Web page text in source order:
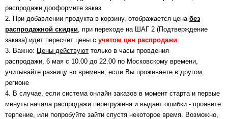
распродажи дооформите заказ
2. При добавлении продукта в корзину, отображается цена без
распродажной скидки, при переходе на ШАГ 2 (Подтверждение
заказа) идет пересчет цены с учетом цен распродажи
3. Важно: Цены действуют только в часы провдения
распродажи, 6 мая с 10.00 до 22.00 по Московскому времени,
учитывайте разницу во времени, если Вы проживаете в другом
регионе
4. В случае, если система онлайн заказов в момент старта и первые
минуты начала распродажи перегружена и выдает ошибки - проявите
терпение, или попробуйте зайти спустя некоторое время. Возможно,